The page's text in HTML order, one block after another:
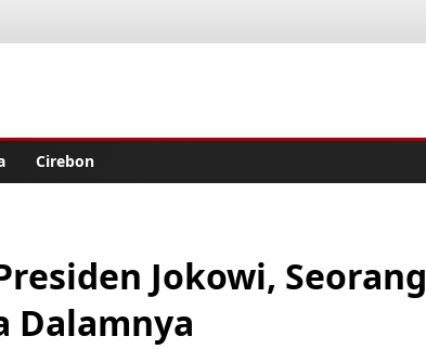
Cirebon
Jokowi, Seorang
Dalamnya